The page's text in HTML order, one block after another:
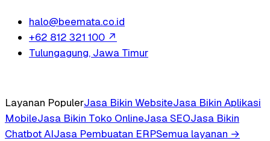
halo@beemata.co.id
+62 812 321 100 ↗
Tulungagung, Jawa Timur
Layanan PopulerJasa Bikin WebsiteJasa Bikin Aplikasi
MobileJasa Bikin Toko OnlineJasa SEOJasa Bikin
Chatbot AIJasa Pembuatan ERPSemua layanan →